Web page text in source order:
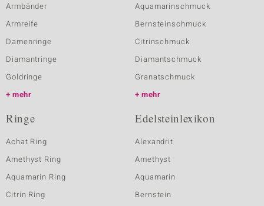
Armbänder
Armreife
Damenringe
Diamantringe
Goldringe
mehr
Aquamarinschmuck
Bernsteinschmuck
Citrinschmuck
Diamantschmuck
Granatschmuck
mehr
Ringe
Achat Ring
Amethyst Ring
Aquamarin Ring
Citrin Ring
Edelsteinlexikon
Alexandrit
Amethyst
Aquamarin
Bernstein